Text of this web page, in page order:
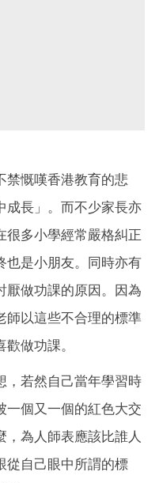
禁慨嘆香港教育的悲
成長」。而不少家長亦
很多小學經常嚴格糾正
也是小朋友。同時亦有
厭做功課的原因。因為
師以這些不合理的標準
做功課。
，若然自己當年學習時
一個又一個的紅色大交
，為人師表應該比誰人
從自己眼中所謂的標